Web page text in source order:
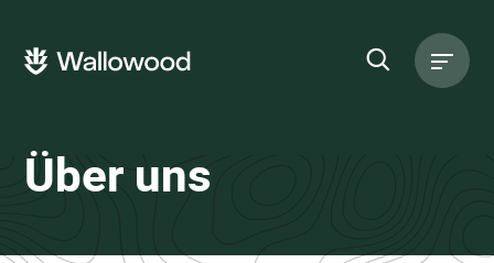
springen
springen
Über uns